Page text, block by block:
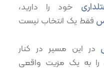
خود را دارید،
فقط یک انتخاب نیست
در این مسیر در کنار
را به یک مزیت واقعی